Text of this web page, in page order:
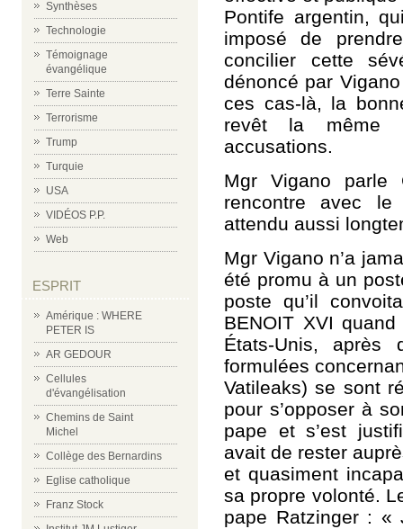
Synthèses
Technologie
Témoignage
évangélique
Terre Sainte
Terrorisme
Trump
Turquie
USA
VIDÉOS P.P.
Web
ESPRIT
Amérique : WHERE
PETER IS
AR GEDOUR
Cellules
d'évangélisation
Chemins de Saint
Michel
Collège des Bernardins
Eglise catholique
Franz Stock
Pontife argentin,
imposé de
concilier cette
dénoncé par
ces cas-là, la
revêt la même
accusations.
Mgr Vigano parle
rencontre avec le
attendu aussi
Mgr Vigano n’a
été promu à un
poste qu’il
BENOIT XVI
États-Unis, après
formulées
Vatileaks) se sont
pour s’opposer à
pape et s’est
avait de rester
et quasiment
sa propre volonté.
pape Ratzinger : «